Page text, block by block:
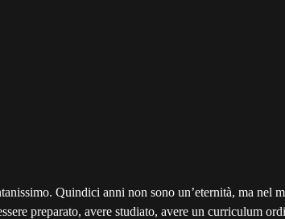
Quindici anni non sono un’eternità, ma nel
preparato, avere studiato, avere un curriculum